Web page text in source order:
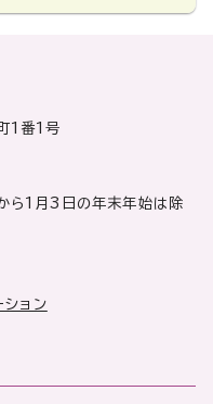
1番1号
ら1月3日の年末年始は除
ション